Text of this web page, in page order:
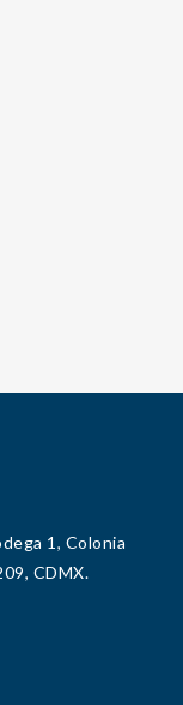
1, Colonia
CDMX.